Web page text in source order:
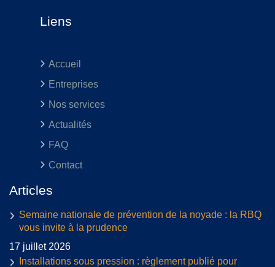
Liens
Accueil
Entreprises
Nos services
Actualités
FAQ
Contact
Articles
Semaine nationale de prévention de la noyade : la RBQ
vous invite à la prudence
17 juillet 2026
Installations sous pression : règlement publié pour